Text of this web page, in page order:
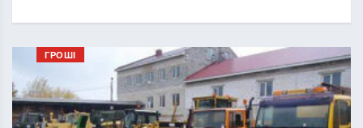
ГРОШІ